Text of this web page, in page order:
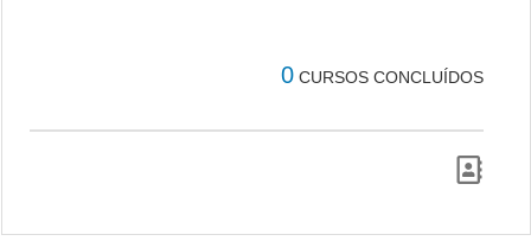
0 CURSOS CONCLUÍDOS